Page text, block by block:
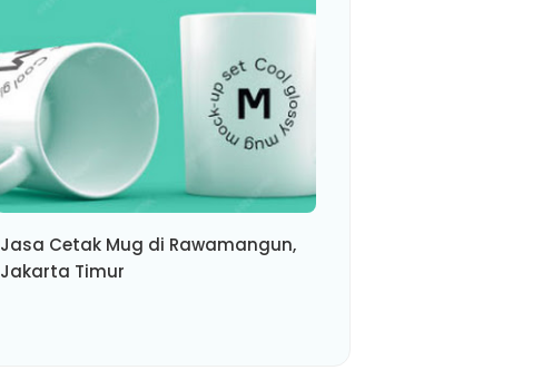
Jasa Cetak Mug di Rawamangun,
Jakarta Timur